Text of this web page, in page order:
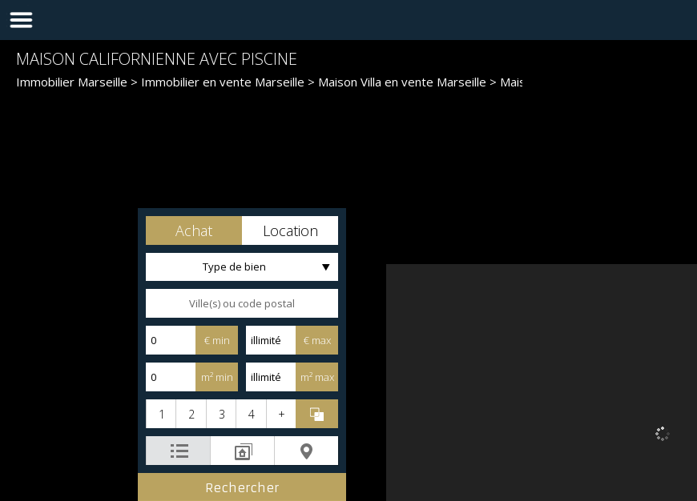
MAISON CALIFORNIENNE AVEC PISCINE
Immobilier Marseille > Immobilier en vente Marseille > Maison Villa en vente Marseille > Maison villa RS/W7-copie
Achat Location
Type de bien
€ min € max
m² min m² max
1 2 3 4 +